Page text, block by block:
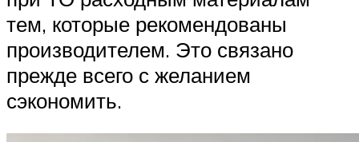
тем, которые рекомендованы
производителем. Это связано
прежде всего с желанием
сэкономить.